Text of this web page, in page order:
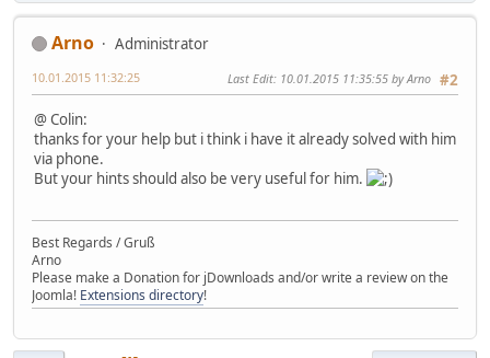
Arno
Administrator
#2
10.01.2015 11:32:25 Last Edit: 10.01.2015 11:35:55 by Arno
@ Colin:
thanks for your help but i think i have it already solved with him
via phone.
But your hints should also be very useful for him.
Best Regards / Gruß
Arno
Please make a Donation for jDownloads and/or write a review on the
Joomla! Extensions directory!